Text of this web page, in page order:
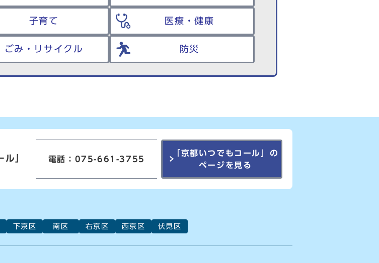
子育て 医療・健康
ごみ・リサイクル 防災
ル」 電話：075-661-3755
「京都いつでもコール」の
ページを見る
下京区 南区 右京区 西京区 伏見区